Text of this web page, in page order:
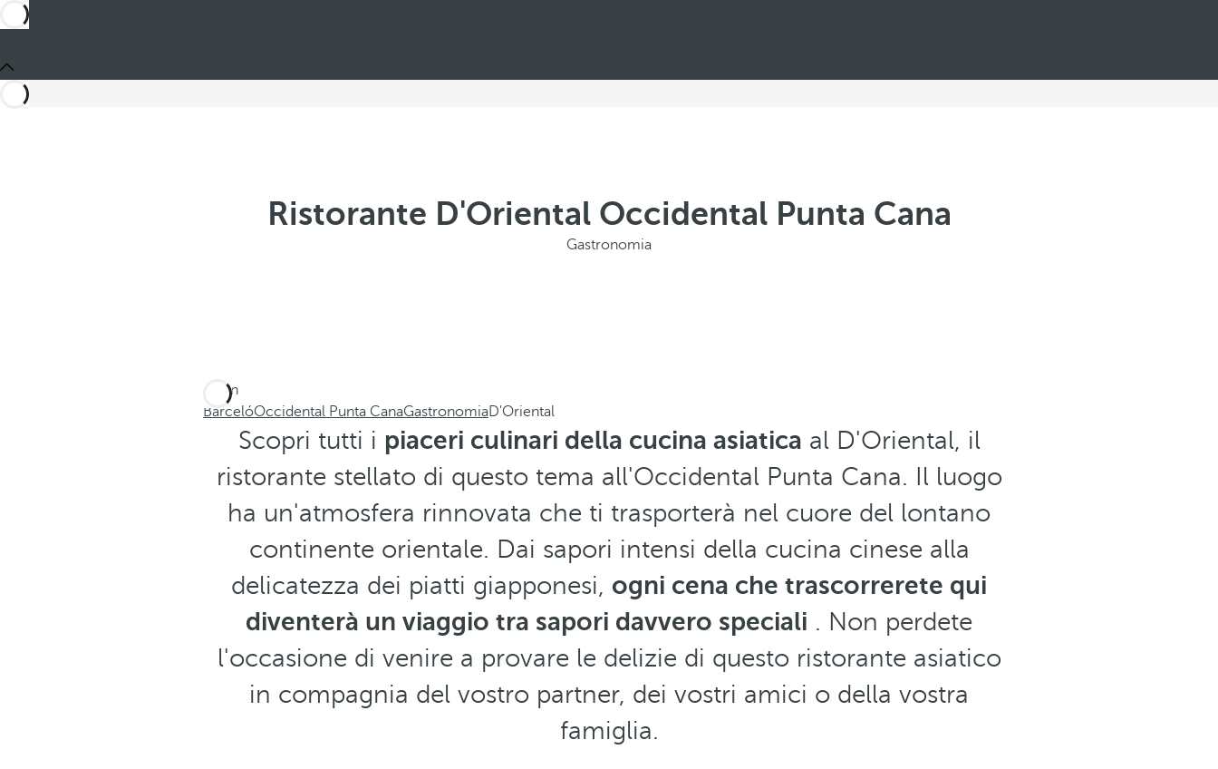
Ristorante D'Oriental Occidental Punta Cana
Gastronomia
Sei in
BarcelóOccidental Punta CanaGastronomiaD'Oriental
Scopri tutti i piaceri culinari della cucina asiatica al D'Oriental, il
ristorante stellato di questo tema all'Occidental Punta Cana. Il luogo
ha un'atmosfera rinnovata che ti trasporterà nel cuore del lontano
continente orientale. Dai sapori intensi della cucina cinese alla
delicatezza dei piatti giapponesi, ogni cena che trascorrerete qui
diventerà un viaggio tra sapori davvero speciali . Non perdete
l'occasione di venire a provare le delizie di questo ristorante asiatico
in compagnia del vostro partner, dei vostri amici o della vostra
famiglia.